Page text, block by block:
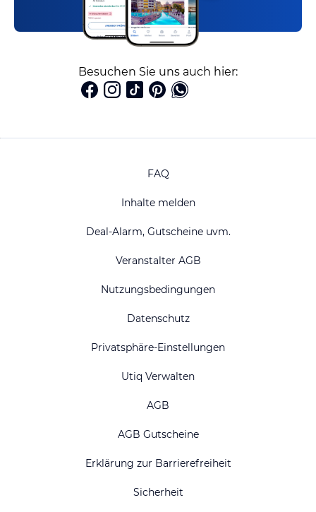
Besuchen Sie uns auch hier:
FAQ
Inhalte melden
Deal-Alarm, Gutscheine uvm.
Veranstalter AGB
Nutzungsbedingungen
Datenschutz
Privatsphäre-Einstellungen
Utiq Verwalten
AGB
AGB Gutscheine
Erklärung zur Barrierefreiheit
Sicherheit